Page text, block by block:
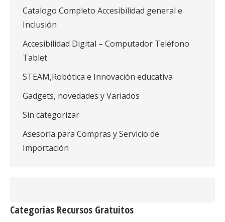
Catalogo Completo Accesibilidad general e
Inclusión
Accesibilidad Digital – Computador Teléfono
Tablet
STEAM,Robótica e Innovación educativa
Gadgets, novedades y Variados
Sin categorizar
Asesoría para Compras y Servicio de
Importación
Categorias Recursos Gratuitos